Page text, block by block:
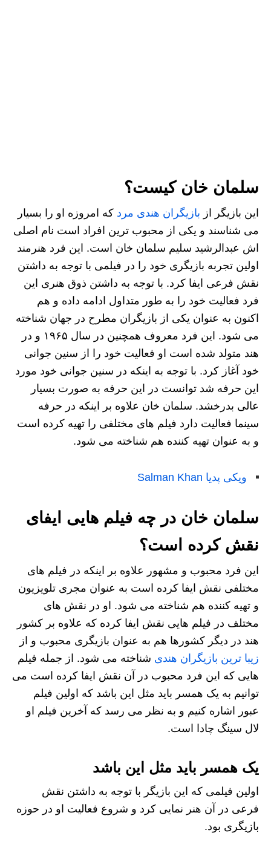
سلمان خان کیست؟
این بازیگر از بازیگران هندی مرد که امروزه او را بسیار
می‌ شناسند و یکی از محبوب ترین افراد است نام اصلی
اش عبدالرشید سلیم سلمان خان است. این فرد هنرمند
اولین تجربه بازیگری خود را در فیلمی با توجه به داشتن
نقش فرعی ایفا کرد. با توجه به داشتن ذوق هنری این
فرد فعالیت خود را به طور متداول ادامه داده و هم
اکنون به عنوان یکی از بازیگران مطرح در جهان شناخته
می شود. این فرد معروف همچنین در سال ۱۹۶۵ و در
هند متولد شده است او فعالیت خود را از سنین جوانی
خود آغاز کرد. با توجه به اینکه در سنین جوانی خود مورد
این حرفه شد توانست در این حرفه به صورت بسیار
عالی بدرخشد. سلمان خان علاوه بر اینکه در حرفه
سینما فعالیت دارد فیلم های مختلفی را تهیه کرده است
و به عنوان تهیه‌ کننده هم شناخته می شود.
ویکی پدیا Salman Khan
سلمان خان در چه فیلم هایی ایفای
نقش کرده است؟
این فرد محبوب و مشهور علاوه بر اینکه در فیلم های
مختلفی نقش ایفا کرده است به عنوان مجری تلویزیون
و تهیه کننده هم شناخته می شود. او در نقش های
مختلف در فیلم هایی نقش ایفا کرده که علاوه بر کشور
هند در دیگر کشورها هم به عنوان بازیگری محبوب و از
زیبا ترین بازیگران هندی شناخته می شود. از جمله فیلم
هایی که این فرد محبوب در آن نقش ایفا کرده است می
توانیم به یک همسر باید مثل این باشد که اولین فیلم
عبور اشاره کنیم و به نظر می‌ رسد که آخرین فیلم او
لال سینگ چادا است.
یک همسر باید مثل این باشد
اولین فیلمی که این بازیگر با توجه به داشتن نقش
فرعی در آن هنر نمایی کرد و شروع فعالیت او در حوزه
بازیگری بود.